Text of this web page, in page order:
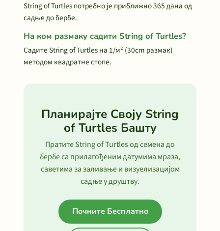
String of Turtles потребно је приближно 365 дана од
садње до бербе.
На ком размаку садити String of Turtles?
Садите String of Turtles на 1/м² (30cm размак)
методом квадратне стопе.
Планирајте Своју String
of Turtles Башту
Пратите String of Turtles од семена до
бербе са прилагођеним датумима мраза,
саветима за заливање и визуелизацијом
садње у друштву.
Почните Бесплатно